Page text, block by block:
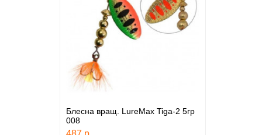
Блесна вращ. LureMax Tiga-2 5гр
008